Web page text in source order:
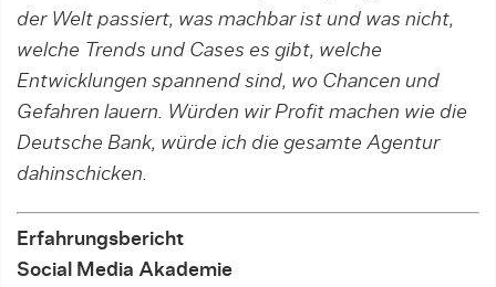
der Welt passiert, was machbar ist und was nicht,
welche Trends und Cases es gibt, welche
Entwicklungen spannend sind, wo Chancen und
Gefahren lauern. Würden wir Profit machen wie die
Deutsche Bank, würde ich die gesamte Agentur
dahinschicken.
Erfahrungsbericht
Social Media Akademie